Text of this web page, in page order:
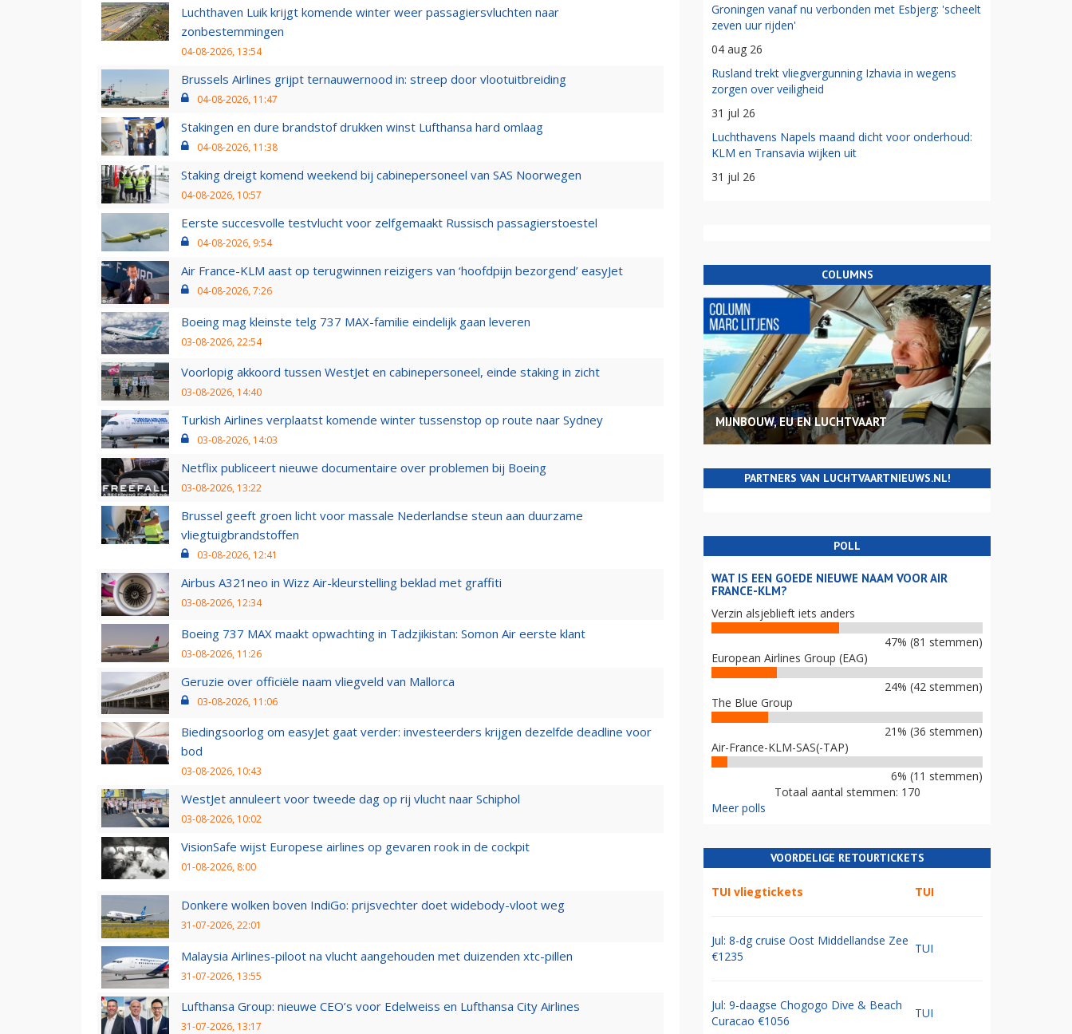
Luchthaven Luik krijgt komende winter weer passagiersvluchten naar
zonbestemmingen
04-08-2026, 13:54
Brussels Airlines grijpt ternauwernood in: streep door vlootuitbreiding
04-08-2026, 11:47
Stakingen en dure brandstof drukken winst Lufthansa hard omlaag
04-08-2026, 11:38
Staking dreigt komend weekend bij cabinepersoneel van SAS Noorwegen
04-08-2026, 10:57
Eerste succesvolle testvlucht voor zelfgemaakt Russisch passagierstoestel
04-08-2026, 9:54
Air France-KLM aast op terugwinnen reizigers van ‘hoofdpijn bezorgend’ easyJet
04-08-2026, 7:26
Boeing mag kleinste telg 737 MAX-familie eindelijk gaan leveren
03-08-2026, 22:54
Voorlopig akkoord tussen WestJet en cabinepersoneel, einde staking in zicht
03-08-2026, 14:40
Turkish Airlines verplaatst komende winter tussenstop op route naar Sydney
03-08-2026, 14:03
Netflix publiceert nieuwe documentaire over problemen bij Boeing
03-08-2026, 13:22
Brussel geeft groen licht voor massale Nederlandse steun aan duurzame
vliegtuigbrandstoffen
03-08-2026, 12:41
Airbus A321neo in Wizz Air-kleurstelling beklad met graffiti
03-08-2026, 12:34
Boeing 737 MAX maakt opwachting in Tadzjikistan: Somon Air eerste klant
03-08-2026, 11:26
Geruzie over officiële naam vliegveld van Mallorca
03-08-2026, 11:06
Biedingsoorlog om easyJet gaat verder: investeerders krijgen dezelfde deadline voor
bod
03-08-2026, 10:43
WestJet annuleert voor tweede dag op rij vlucht naar Schiphol
03-08-2026, 10:02
VisionSafe wijst Europese airlines op gevaren rook in de cockpit
01-08-2026, 8:00
Donkere wolken boven IndiGo: prijsvechter doet widebody-vloot weg
31-07-2026, 22:01
Malaysia Airlines-piloot na vlucht aangehouden met duizenden xtc-pillen
31-07-2026, 13:55
Lufthansa Group: nieuwe CEO’s voor Edelweiss en Lufthansa City Airlines
31-07-2026, 13:17
Groningen vanaf nu verbonden met Esbjerg: 'scheelt
zeven uur rijden'
04 aug 26
Rusland trekt vliegvergunning Izhavia in wegens
zorgen over veiligheid
31 jul 26
Luchthavens Napels maand dicht voor onderhoud:
KLM en Transavia wijken uit
31 jul 26
COLUMNS
MIJNBOUW, EU EN LUCHTVAART
PARTNERS VAN LUCHTVAARTNIEUWS.NL!
POLL
WAT IS EEN GOEDE NIEUWE NAAM VOOR AIR
FRANCE-KLM?
Verzin alsjeblieft iets anders
47% (81 stemmen)
European Airlines Group (EAG)
24% (42 stemmen)
The Blue Group
21% (36 stemmen)
Air-France-KLM-SAS(-TAP)
6% (11 stemmen)
Totaal aantal stemmen: 170
Meer polls
VOORDELIGE RETOURTICKETS
TUI vliegtickets TUI
Jul: 8-dg cruise Oost Middellandse Zee
€1235
TUI
Jul: 9-daagse Chogogo Dive & Beach
Curacao €1056
TUI